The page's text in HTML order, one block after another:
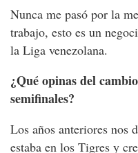
Nunca me pasó por la
trabajo, esto es un
la Liga venezolana.
¿Qué opinas del
semifinales?
Los años anteriores nos
estaba en los Tigres y